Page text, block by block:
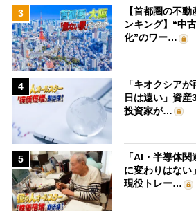
3
【首都圏の不
ンキング】“中
化”のワー…
4
「キオクシア
日は遠い」資
投資家が…
5
「AI・半導体
に変わりはない
現役トレー…